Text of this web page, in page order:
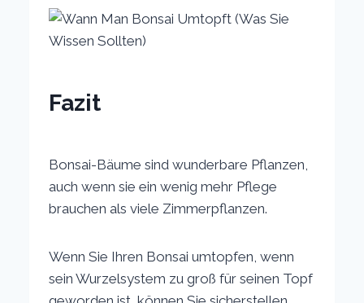
Fazit
Bonsai-Bäume sind wunderbare Pflanzen,
auch wenn sie ein wenig mehr Pflege
brauchen als viele Zimmerpflanzen.
Wenn Sie Ihren Bonsai umtopfen, wenn
sein Wurzelsystem zu groß für seinen Topf